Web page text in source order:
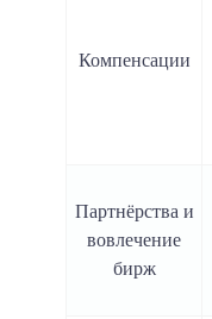
Компенсации
Партнёрства и
вовлечение
бирж